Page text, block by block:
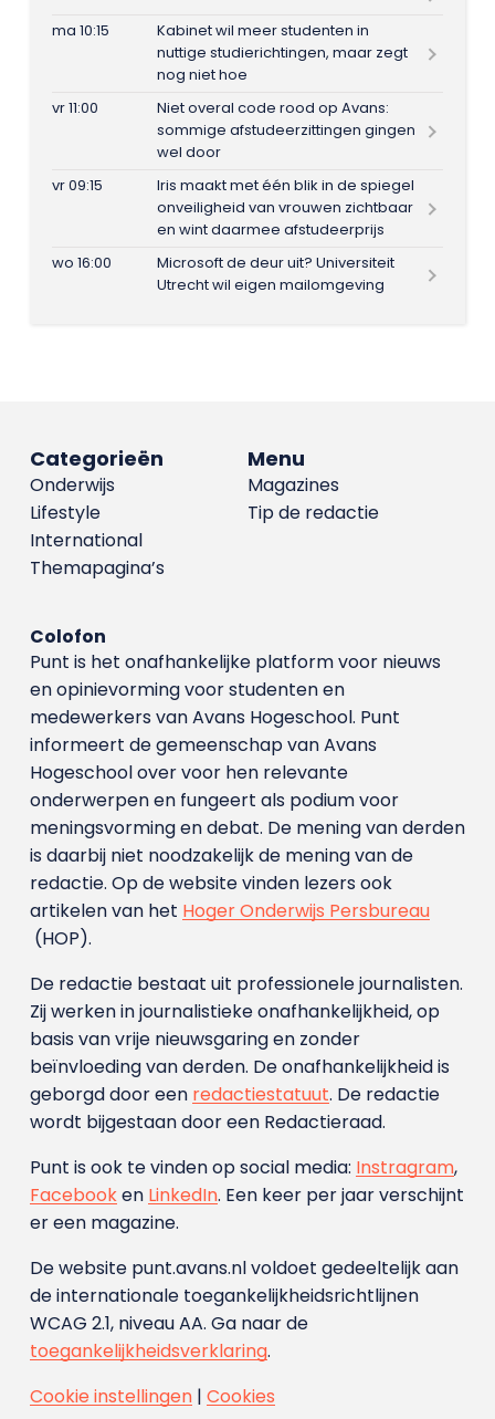
ma 10:15
Kabinet wil meer studenten in
nuttige studierichtingen, maar zegt
nog niet hoe
vr 11:00
Niet overal code rood op Avans:
sommige afstudeerzittingen gingen
wel door
vr 09:15
Iris maakt met één blik in de spiegel
onveiligheid van vrouwen zichtbaar
en wint daarmee afstudeerprijs
wo 16:00
Microsoft de deur uit? Universiteit
Utrecht wil eigen mailomgeving
Menu
Magazines
Tip de redactie
Categorieën
Onderwijs
Lifestyle
International
Themapagina’s
Colofon
Punt is het onafhankelijke platform voor nieuws
en opinievorming voor studenten en
medewerkers van Avans Hoge­school. Punt
informeert de gemeenschap van Avans
Hogeschool over voor hen relevante
onderwerpen en fungeert als podium voor
meningsvorming en debat. De mening van derden
is daarbij niet noodzakelijk de mening van de
redactie. Op de website vinden lezers ook
artikelen van het Hoger Onderwijs Persbureau
(HOP).
De redactie bestaat uit professionele journalisten.
Zij werken in journalistieke onafhankelijkheid, op
basis van vrije nieuwsgaring en zonder
beïnvloeding van derden. De onafhankelijkheid is
geborgd door een redactiestatuut. De redactie
wordt bijgestaan door een Redactieraad.
Punt is ook te vinden op social media: Instragram,
Facebooken LinkedIn. Een keer per jaar verschijnt
er een magazine.
De website punt.avans.nl voldoet gedeeltelijk aan
de internationale toegankelijkheidsrichtlijnen
WCAG 2.1, niveau AA. Ga naar de
toegankelijkheidsverklaring.
Cookie instellingen| Cookies